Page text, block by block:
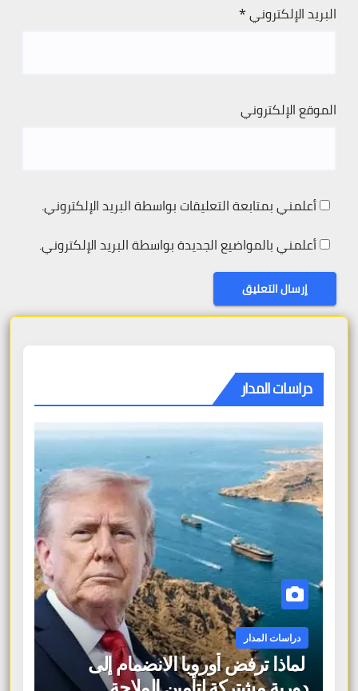
البريد الإلكتروني *
الموقع الإلكتروني
أعلمني بمتابعة التعليقات بواسطة البريد الإلكتروني.
أعلمني بالمواضيع الجديدة بواسطة البريد الإلكتروني.
دراسات المدار
دراسات المدار
لماذا ترفض أوروبا الانضمام إلى